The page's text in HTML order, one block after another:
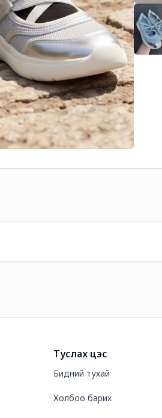
Туслах цэс
Бидний тухай
Холбоо барих